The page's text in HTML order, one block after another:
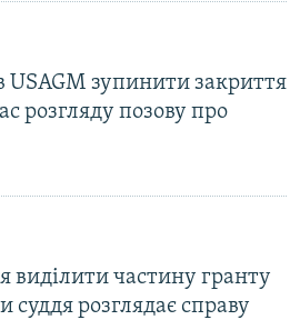
зупинити закриття
розгляду позову про
виділити частину гранту
суддя розглядає справу